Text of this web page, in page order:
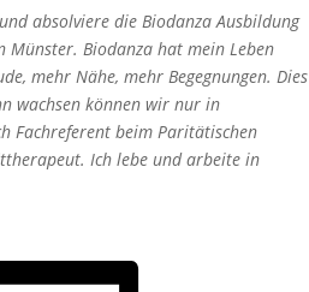
absolviere die Biodanza Ausbildung
Münster. Biodanza hat mein Leben
mehr Nähe, mehr Begegnungen. Dies
wachsen können wir nur in
Fachreferent beim Paritätischen
Ich lebe und arbeite in